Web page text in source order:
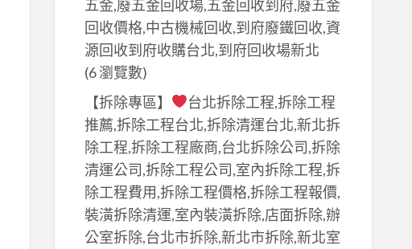
五金,廢五金回收場,五金回收到府,廢五金
回收價格,中古機械回收,到府廢鐵回收,資
源回收到府收購台北,到府回收場新北
(6 瀏覽數)
【拆除專區】
台北拆除工程,拆除工程
推薦,拆除工程台北,拆除清運台北,新北拆
除工程,拆除工程廠商,台北拆除公司,拆除
清運公司,拆除工程公司,室內拆除工程,拆
除工程費用,拆除工程價格,拆除工程報價,
裝潢拆除清運,室內裝潢拆除,店面拆除,辦
公室拆除,台北市拆除,新北市拆除,新北室